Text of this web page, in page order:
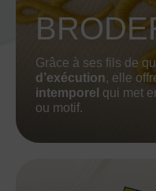
Grâce à ses fils de
d’exécution, elle
intemporel qui met
ou motif.